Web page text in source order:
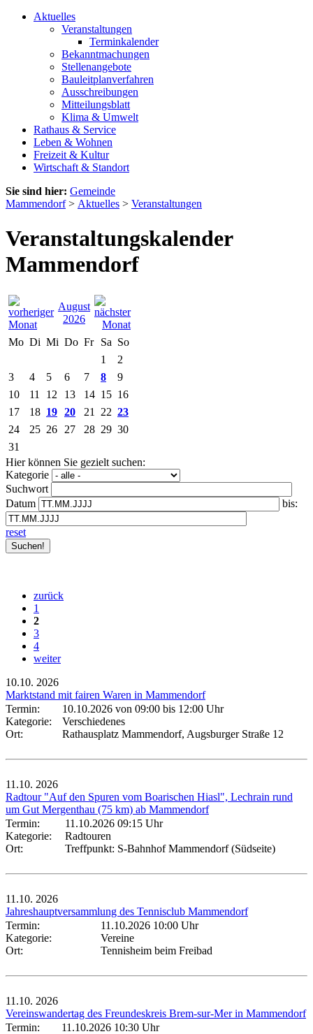
Aktuelles
Veranstaltungen
Terminkalender
Bekanntmachungen
Stellenangebote
Bauleitplanverfahren
Ausschreibungen
Mitteilungsblatt
Klima & Umwelt
Rathaus & Service
Leben & Wohnen
Freizeit & Kultur
Wirtschaft & Standort
Sie sind hier: Gemeinde
Mammendorf> Aktuelles > Veranstaltungen
Veranstaltungskalender
Mammendorf
August
2026
Mo Di Mi Do Fr Sa So
1
2
3
4 5 6 7 8
9
10
11 12 13 14 15 16
17
18 19 20 21 22 23
24
25 26 27 28 29 30
31
Hier können Sie gezielt suchen:
Kategorie
Suchwort
Datum
bis:
reset
zurück
1
2
3
4
weiter
10.10. 2026
Marktstand mit fairen Waren in Mammendorf
Termin:
10.10.2026 von 09:00 bis 12:00 Uhr
Kategorie:
Verschiedenes
Ort:
Rathausplatz Mammendorf, Augsburger Straße 12
11.10. 2026
Radtour "Auf den Spuren vom Boarischen Hiasl", Lechrain rund
um Gut Mergenthau (75 km) ab Mammendorf
Termin:
11.10.2026 09:15 Uhr
Kategorie:
Radtouren
Ort:
Treffpunkt: S-Bahnhof Mammendorf (Südseite)
11.10. 2026
Jahreshauptversammlung des Tennisclub Mammendorf
Termin:
11.10.2026 10:00 Uhr
Kategorie:
Vereine
Ort:
Tennisheim beim Freibad
11.10. 2026
Vereinswandertag des Freundeskreis Brem-sur-Mer in Mammendorf
Termin:
11.10.2026 10:30 Uhr